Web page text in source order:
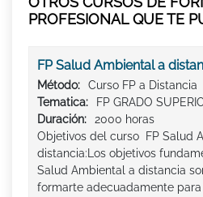
PROFESIONAL QUE TE
FP Salud Ambiental a
Método:
Curso FP a Distancia
Tematica:
FP GRADO
Duración:
2000 horas
Objetivos del curso FP Salud
distancia:Los objetivos
Salud Ambiental a distancia
formarte adecuadamente